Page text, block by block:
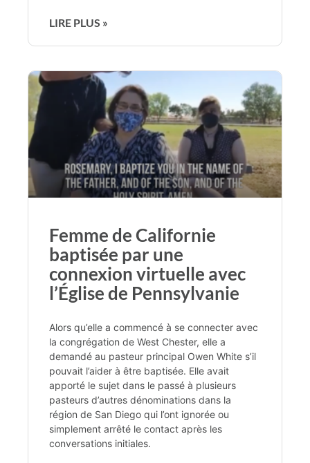
LIRE PLUS »
Femme de Californie
baptisée par une
connexion virtuelle avec
l’Église de Pennsylvanie
Alors qu’elle a commencé à se connecter avec
la congrégation de West Chester, elle a
demandé au pasteur principal Owen White s’il
pouvait l’aider à être baptisée. Elle avait
apporté le sujet dans le passé à plusieurs
pasteurs d’autres dénominations dans la
région de San Diego qui l’ont ignorée ou
simplement arrêté le contact après les
conversations initiales.